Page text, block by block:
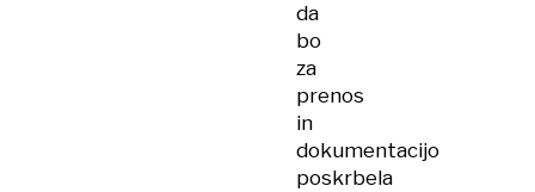
da
bo
za
prenos
in
dokumentacijo
poskrbela